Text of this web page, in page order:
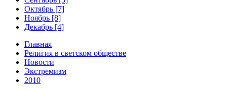
Октябрь [7]
Ноябрь [8]
Декабрь [4]
Главная
Религия в светском обществе
Новости
Экстремизм
2010